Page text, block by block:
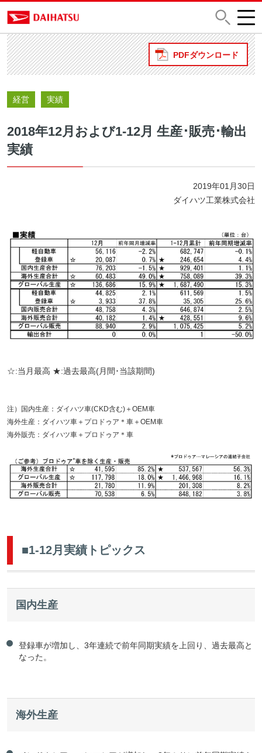
PDFダウンロード
経営 実績
2018年12月および1-12月 生産･販売･輸出
実績
2019年01月30日
ダイハツ工業株式会社
☆:当月最高 ★:過去最高(月間･当該期間)
注）国内生産：ダイハツ車(CKD含む)＋OEM車
海外生産：ダイハツ車＋プロドゥア＊車＋OEM車
海外販売：ダイハツ車＋プロドゥア＊車
■1-12月実績トピックス
国内生産
登録車が増加し、3年連続で前年同期実績を上回り、過去最高と
なった。
海外生産